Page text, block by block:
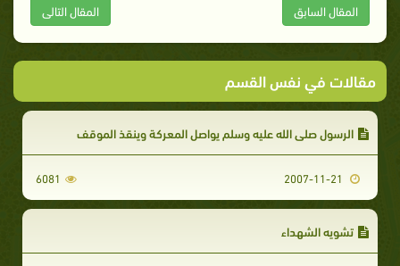
المقال السابق المقال التالى
مقالات في نفس القسم
الرسول صلى الله عليه وسلم يواصل المعركة وينقذ الموقف‏
6081
تشويه الشهداء‏‏